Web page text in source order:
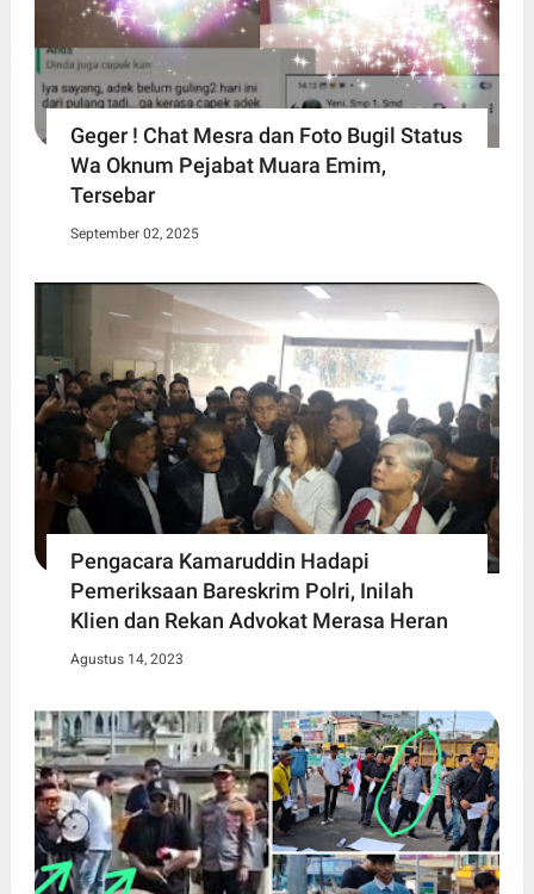
Geger ! Chat Mesra dan Foto Bugil Status
Wa Oknum Pejabat Muara Emim,
Tersebar
September 02, 2025
Pengacara Kamaruddin Hadapi
Pemeriksaan Bareskrim Polri, Inilah
Klien dan Rekan Advokat Merasa Heran
Agustus 14, 2023